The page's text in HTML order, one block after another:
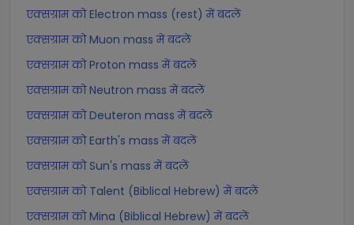
एक्सग्राम को Electron mass (rest) में बदलें
एक्सग्राम को Muon mass में बदलें
एक्सग्राम को Proton mass में बदलें
एक्सग्राम को Neutron mass में बदलें
एक्सग्राम को Deuteron mass में बदलें
एक्सग्राम को Earth's mass में बदलें
एक्सग्राम को Sun's mass में बदलें
एक्सग्राम को Talent (Biblical Hebrew) में बदलें
एक्सग्राम को Mina (Biblical Hebrew) में बदलें